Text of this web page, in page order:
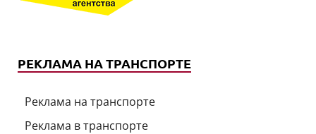
РЕКЛАМА НА ТРАНСПОРТЕ
Реклама на транспорте
Реклама в транспорте